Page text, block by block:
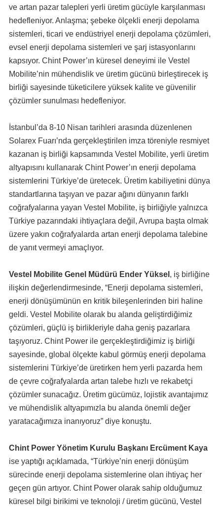
ve artan pazar talepleri yerli üretim gücüyle karşılanması
hedefleniyor. Anlaşma; şebeke ölçekli enerji depolama
sistemleri, ticari ve endüstriyel enerji depolama çözümleri,
evsel enerji depolama sistemleri ve şarj istasyonlarını
kapsıyor. Chint Power’ın küresel deneyimi ile Vestel
Mobilite’nin mühendislik ve üretim gücünü birleştirecek iş
birliği sayesinde tüketicilere yüksek kalite ve güvenilir
çözümler sunulması hedefleniyor.
İstanbul’da 8-10 Nisan tarihleri arasında düzenlenen
Solarex Fuarı’nda gerçekleştirilen imza töreniyle resmiyet
kazanan iş birliği kapsamında Vestel Mobilite, yerli üretim
altyapısını kullanarak Chint Power’ın enerji depolama
sistemlerini Türkiye’de üretecek. Üretim kabiliyetini dünya
standartlarına taşıyan ve pazar ağını dünyanın farklı
coğrafyalarına yayan Vestel Mobilite, iş birliğiyle yalnızca
Türkiye pazarındaki ihtiyaçlara değil, Avrupa başta olmak
üzere yakın coğrafyalarda artan enerji depolama talebine
de yanıt vermeyi amaçlıyor.
Vestel Mobilite Genel Müdürü Ender Yüksel , iş birliğine
ilişkin değerlendirmesinde, “Enerji depolama sistemleri,
enerji dönüşümünün en kritik bileşenlerinden biri haline
geldi. Vestel Mobilite olarak bu alanda geliştirdiğimiz
çözümleri, güçlü iş birlikleriyle daha geniş pazarlara
taşıyoruz. Chint Power ile gerçekleştirdiğimiz iş birliği
sayesinde, global ölçekte kabul görmüş enerji depolama
sistemlerini Türkiye’de üretirken hem yerli pazarda hem
de çevre coğrafyalarda artan talebe hızlı ve rekabetçi
çözümler sunacağız. Üretim gücümüz, lojistik avantajımız
ve mühendislik altyapımızla bu alanda önemli değer
yaratacağımıza inanıyoruz” diye konuştu.
Chint Power Yönetim Kurulu Başkanı Ercüment Kaya
ise yaptığı açıklamada, “Türkiye’nin enerji dönüşüm
sürecinde enerji depolama sistemlerine olan ihtiyaç her
geçen gün artıyor. Chint Power olarak sahip olduğumuz
küresel bilgi birikimi ve teknoloji / üretim gücünü, Vestel